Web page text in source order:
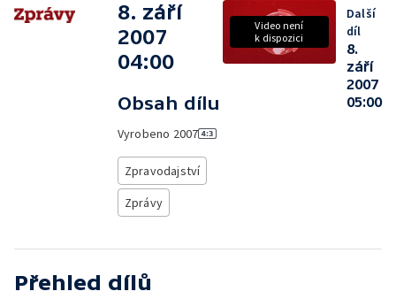
8. září
2007
04:00
Obsah dílu
Vyrobeno 2007
Zpravodajství
Zprávy
Video není
k dispozici
Další
díl
8.
září
2007
05:00
Přehled dílů